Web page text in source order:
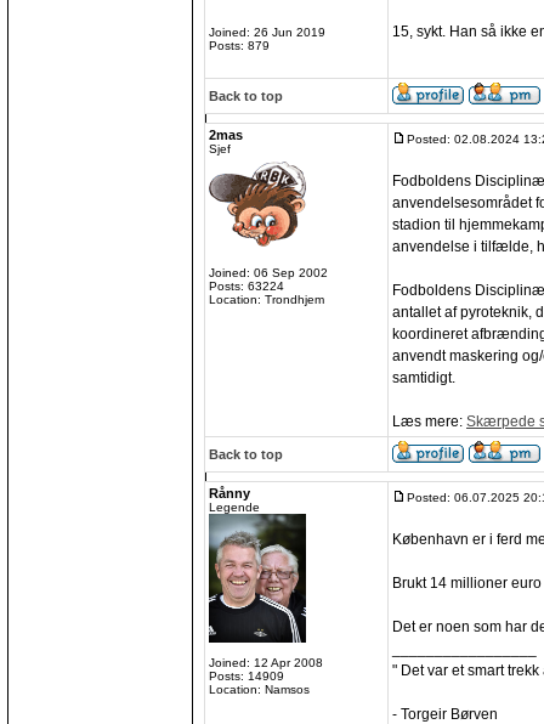
Joined: 26 Jun 2019
Posts: 879
15, sykt. Han så ikke
Back to top
2mas
Sjef
Joined: 06 Sep 2002
Posts: 63224
Location: Trondhjem
Posted: 02.08.2024
Fodboldens
anvendelsesområdet
stadion til
anvendelse i tilfælde,
Fodboldens
antallet af pyroteknik,
koordineret
anvendt maskering
samtidigt.
Læs mere: Skærpede
Back to top
Rånny
Legende
Joined: 12 Apr 2008
Posts: 14909
Location: Namsos
Posted: 06.07.2025
København er i ferd
Brukt 14 millioner
Det er noen som har
" Det var et smart
- Torgeir Børven